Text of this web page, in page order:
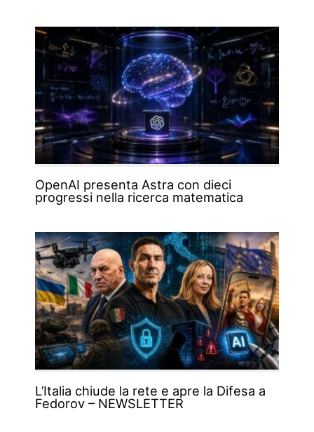
OpenAI presenta Astra con dieci
progressi nella ricerca matematica
L’Italia chiude la rete e apre la Difesa a
Fedorov – NEWSLETTER